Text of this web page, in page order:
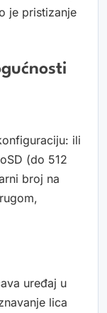
je pristizanje
ili
(do 512
broj na
uređaj u
lica